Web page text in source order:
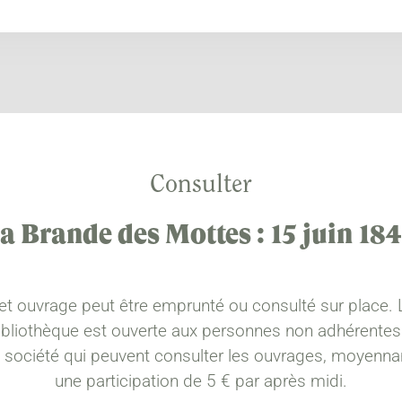
Consulter
Brande des Mottes : 15 juin
ouvrage peut être emprunté ou consulté sur place.
est ouverte aux personnes non
société qui peuvent consulter les ouvrages,
une participation de 5 € par après midi.